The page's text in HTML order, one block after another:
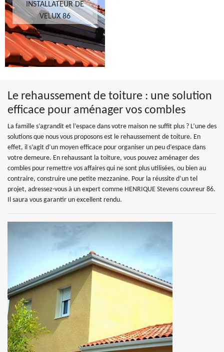
INSTALLATEUR DE
VELUX 86
Le rehaussement de toiture : une solution
efficace pour aménager vos combles
La famille s’agrandit et l’espace dans votre maison ne suffit plus ? L’une des
solutions que nous vous proposons est le rehaussement de toiture. En
effet, il s’agit d’un moyen efficace pour organiser un peu d’espace dans
votre demeure. En rehaussant la toiture, vous pouvez aménager des
combles pour remettre vos affaires qui ne sont plus utilisées, ou bien au
contraire, construire une petite mezzanine. Pour la réussite d’un tel
projet, adressez-vous à un expert comme HENRIQUE Stevens couvreur 86.
Il saura vous garantir un excellent rendu.